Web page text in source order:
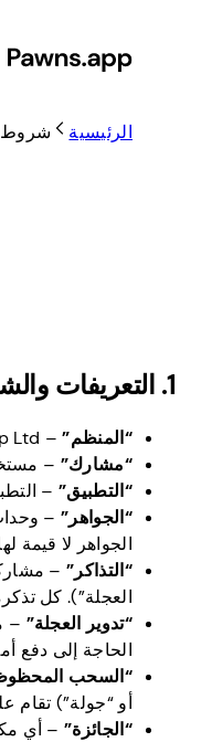
الرئيسية شروط
1. التعريفات والشروط العامة
“المنظم”– Pawns app Ltd، الكيان الذي ينظم ويدير سحب لاكي، وتحت إشراف الترقية.
“مشارك” –
“التطبيق”–
“الجواهر”–
الجواهر لا قيمة
“التذاكر”–
العجلة”). كل
“تدوير العجلة” –
الحاجة إلى دفع
“السحب
أو “جولة”)
“الجائزة”